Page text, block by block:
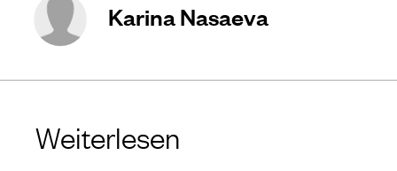
Karina Nasaeva
Weiterlesen